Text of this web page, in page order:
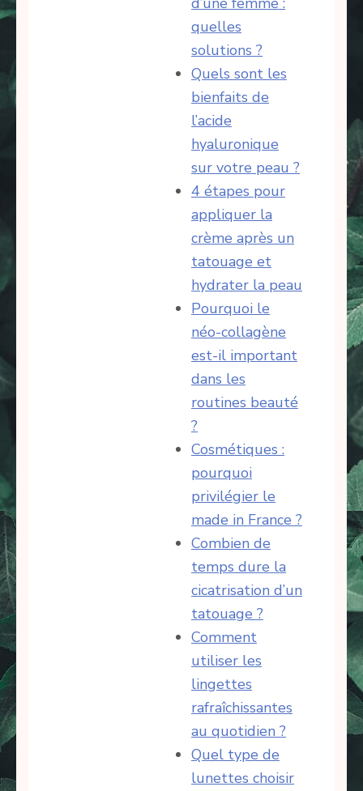
quelles
solutions ?
Quels sont les
bienfaits de
l’acide
hyaluronique
sur votre peau ?
4 étapes pour
appliquer la
crème après un
tatouage et
hydrater la peau
Pourquoi le
néo-collagène
est-il important
dans les
routines beauté
?
Cosmétiques :
pourquoi
privilégier le
made in France ?
Combien de
temps dure la
cicatrisation d’un
tatouage ?
Comment
utiliser les
lingettes
rafraîchissantes
au quotidien ?
Quel type de
lunettes choisir